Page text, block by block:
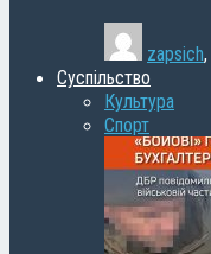
zapsich,
Суспільство
Культура
Спорт